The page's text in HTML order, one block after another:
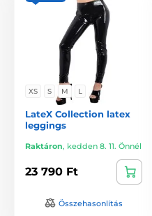
XS S M L
LateX Collection latex
leggings
Raktáron, kedden 8. 11. Önnél
23 790 Ft
Összehasonlítás